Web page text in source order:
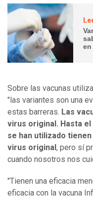
en
Sobre las vacunas
"las variantes son una
estas barreras. Las
virus original. Hasta
se han utilizado
virus original , pero sí
cuando nosotros nos
"Tienen una eficacia
eficacia con la vacuna